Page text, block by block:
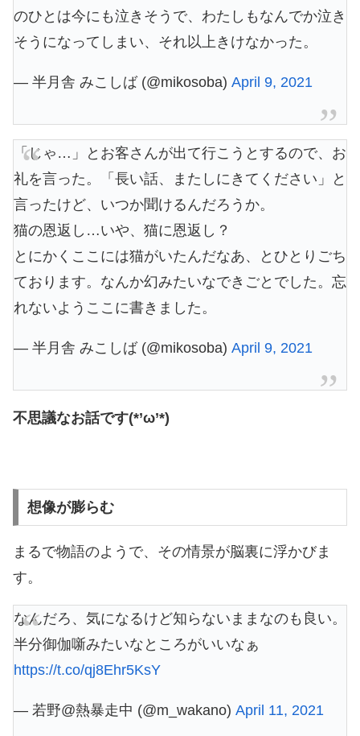
のひとは今にも泣きそうで、わたしもなんでか泣き
そうになってしまい、それ以上きけなかった。
— 半月舎 みこしば (@mikosoba) April 9, 2021
「じゃ…」とお客さんが出て行こうとするので、お
礼を言った。「長い話、またしにきてください」と
言ったけど、いつか聞けるんだろうか。
猫の恩返し…いや、猫に恩返し？
とにかくここには猫がいたんだなあ、とひとりごち
ております。なんか幻みたいなできごとでした。忘
れないようここに書きました。
— 半月舎 みこしば (@mikosoba) April 9, 2021
不思議なお話です(*’ω’*)
想像が膨らむ
まるで物語のようで、その情景が脳裏に浮かびま
す。
なんだろ、気になるけど知らないままなのも良い。
半分御伽噺みたいなところがいいなぁ
https://t.co/qj8Ehr5KsY
— 若野@熱暴走中 (@m_wakano) April 11, 2021